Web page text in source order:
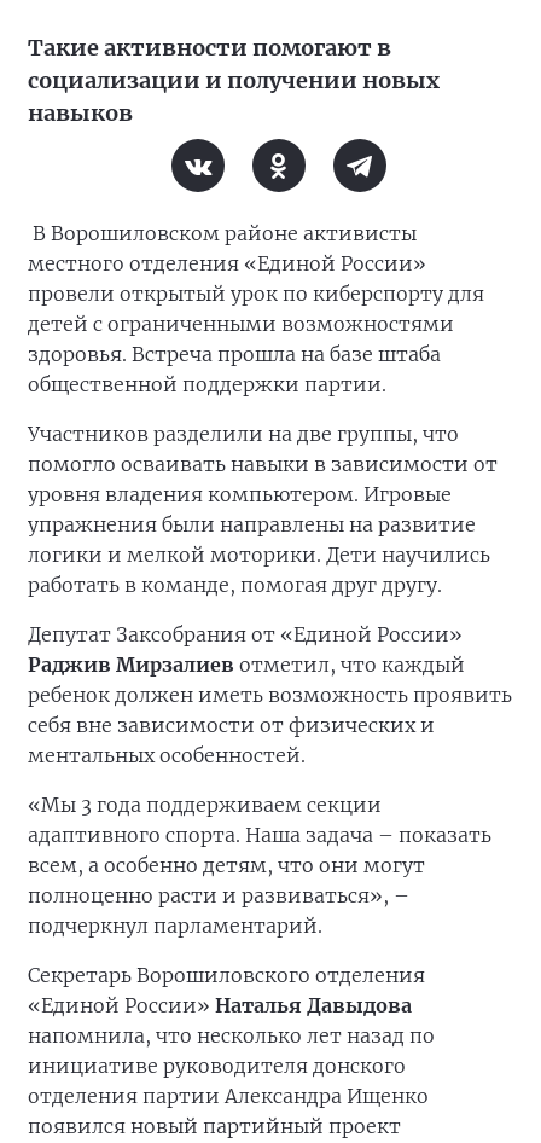
Такие активности помогают в
социализации и получении новых
навыков
В Ворошиловском районе активисты
местного отделения «Единой России»
провели открытый урок по киберспорту для
детей с ограниченными возможностями
здоровья. Встреча прошла на базе штаба
общественной поддержки партии.
Участников разделили на две группы, что
помогло осваивать навыки в зависимости от
уровня владения компьютером. Игровые
упражнения были направлены на развитие
логики и мелкой моторики. Дети научились
работать в команде, помогая друг другу.
Депутат Заксобрания от «Единой России»
Раджив Мирзалиев отметил, что каждый
ребенок должен иметь возможность проявить
себя вне зависимости от физических и
ментальных особенностей.
«Мы 3 года поддерживаем секции
адаптивного спорта. Наша задача – показать
всем, а особенно детям, что они могут
полноценно расти и развиваться», –
подчеркнул парламентарий.
Секретарь Ворошиловского отделения
«Единой России» Наталья Давыдова
напомнила, что несколько лет назад по
инициативе руководителя донского
отделения партии Александра Ищенко
появился новый партийный проект